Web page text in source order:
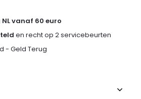
vanaf 60 euro
en recht op 2 servicebeurten
- Geld Terug